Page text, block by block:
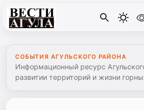
СОБЫТИЯ АГУЛЬСКОГО РАЙОНА
Информационный ресурс
развитии территорий и жизни